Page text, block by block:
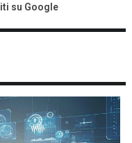
su Google